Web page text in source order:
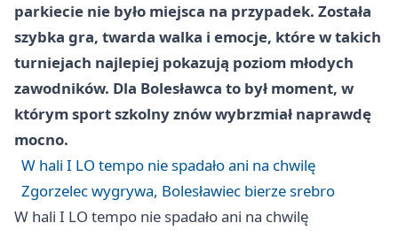
parkiecie nie było miejsca na przypadek. Została
szybka gra, twarda walka i emocje, które w takich
turniejach najlepiej pokazują poziom młodych
zawodników. Dla Bolesławca to był moment, w
którym sport szkolny znów wybrzmiał naprawdę
mocno.
W hali I LO tempo nie spadało ani na chwilę
Zgorzelec wygrywa, Bolesławiec bierze srebro
W hali I LO tempo nie spadało ani na chwilę